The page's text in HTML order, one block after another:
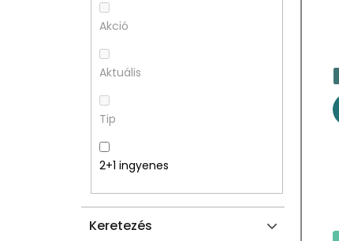
Akció
Aktuális
Tip
2+1 ingyenes
Keretezés